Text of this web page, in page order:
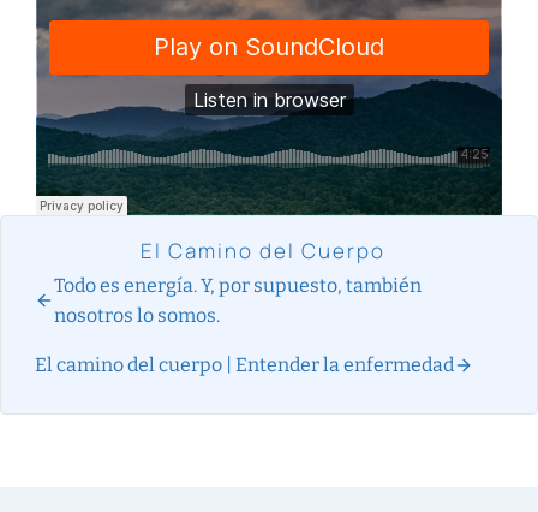
El Camino del Cuerpo
Todo es energía. Y, por supuesto, también
nosotros lo somos.
El camino del cuerpo | Entender la enfermedad